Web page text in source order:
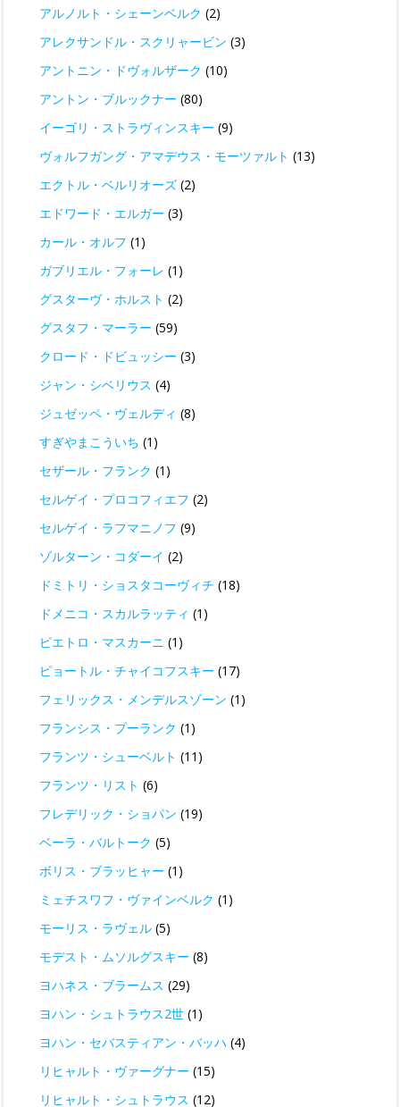
アルノルト・シェーンベルク (2)
アレクサンドル・スクリャービン (3)
アントニン・ドヴォルザーク (10)
アントン・ブルックナー (80)
イーゴリ・ストラヴィンスキー (9)
ヴォルフガング・アマデウス・モーツァルト (13)
エクトル・ベルリオーズ (2)
エドワード・エルガー (3)
カール・オルフ (1)
ガブリエル・フォーレ (1)
グスターヴ・ホルスト (2)
グスタフ・マーラー (59)
クロード・ドビュッシー (3)
ジャン・シベリウス (4)
ジュゼッペ・ヴェルディ (8)
すぎやまこういち (1)
セザール・フランク (1)
セルゲイ・プロコフィエフ (2)
セルゲイ・ラフマニノフ (9)
ゾルターン・コダーイ (2)
ドミトリ・ショスタコーヴィチ (18)
ドメニコ・スカルラッティ (1)
ピエトロ・マスカーニ (1)
ピョートル・チャイコフスキー (17)
フェリックス・メンデルスゾーン (1)
フランシス・プーランク (1)
フランツ・シューベルト (11)
フランツ・リスト (6)
フレデリック・ショパン (19)
ベーラ・バルトーク (5)
ボリス・ブラッヒャー (1)
ミェチスワフ・ヴァインベルク (1)
モーリス・ラヴェル (5)
モデスト・ムソルグスキー (8)
ヨハネス・ブラームス (29)
ヨハン・シュトラウス2世 (1)
ヨハン・セバスティアン・バッハ (4)
リヒャルト・ヴァーグナー (15)
リヒャルト・シュトラウス (12)